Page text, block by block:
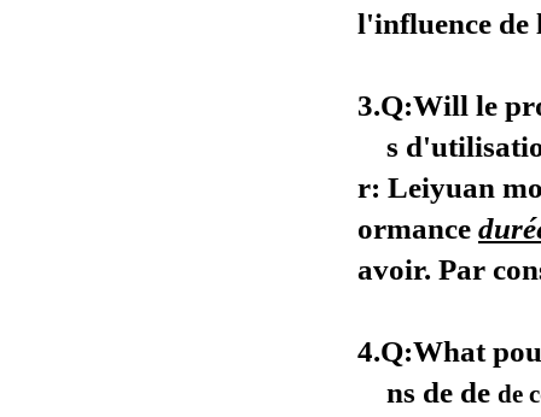
l'influence de
3.Q:Will le
s
r: Leiyuan
ormance
avoir. Par
4.Q:What
ns de de de